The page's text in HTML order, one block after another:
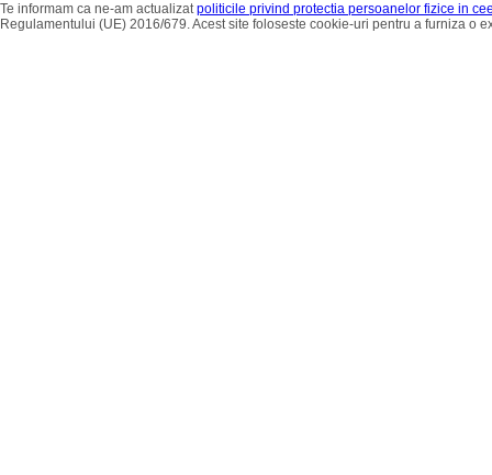
Te informam ca ne-am actualizatpoliticile privind protectia persoanelor fizice in
Regulamentului (UE) 2016/679. Acest site foloseste cookie-uri pentru a furniza o